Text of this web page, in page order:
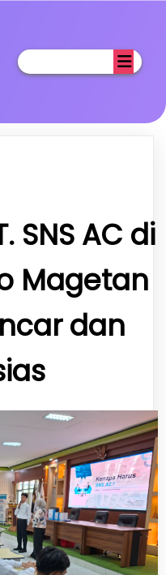
SNS AC di
Magetan
dan